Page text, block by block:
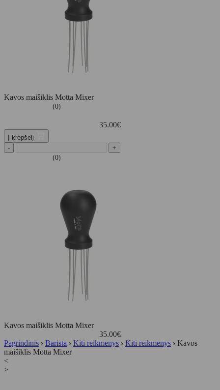
Kavos maišiklis Motta Mixer
(0)
35.00€
Į krepšelį
-
+
(0)
Kavos maišiklis Motta Mixer
35.00€
Pagrindinis › Barista › Kiti reikmenys › Kiti reikmenys › Kavos
maišiklis Motta Mixer
<
>